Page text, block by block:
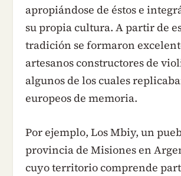
apropiándose de éstos e
su propia cultura. A partir de
tradición se formaron
artesanos constructores de
algunos de los cuales
europeos de memoria.
Por ejemplo, Los Mbiy, un
provincia de Misiones en
cuyo territorio comprende